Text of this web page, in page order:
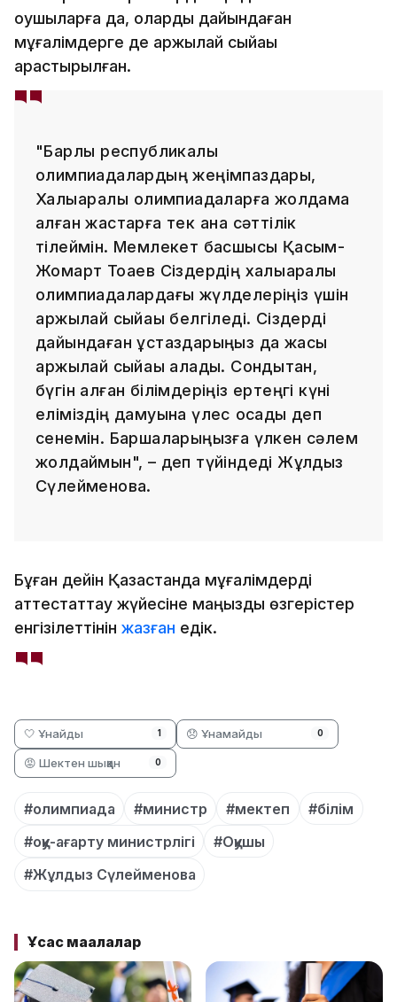
оқушыларға да, оларды дайындаған
мұғалімдерге де қаржылай сыйақы
қарастырылған.
"Барлық республикалық
олимпиадалардың жеңімпаздары,
Халықаралық олимпиадаларға жолдама
алған жастарға тек қана сәттілік
тілеймін. Мемлекет басшысы Қасым-
Жомарт Тоқаев Сіздердің халықаралық
олимпиадалардағы жүлделеріңіз үшін
қаржылай сыйақы белгіледі. Сіздерді
дайындаған ұстаздарыңыз да жақсы
қаржылай сыйақы алады. Сондықтан,
бүгін алған білімдеріңіз ертеңгі күні
еліміздің дамуына үлес қосады деп
сенемін. Баршаларыңызға үлкен сәлем
жолдаймын", – деп түйіндеді Жұлдыз
Сүлейменова.
Бұған дейін Қазақстанда мұғалімдерді
аттестаттау жүйесіне маңызды өзгерістер
енгізілеттінін жазған едік.
🤍 Ұнайды 1 😞 Ұнамайды 0
😡 Шектен шыққан 0
#олимпиада #министр #мектеп
#білім
#оқу-ағарту министрлігі
#Оқушы
#Жұлдыз Сүлейменова
Ұқсас мақалалар